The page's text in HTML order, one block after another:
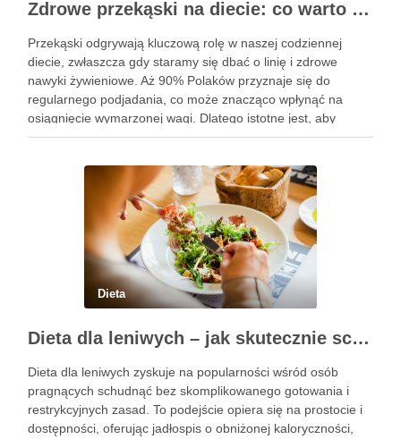
Zdrowe przekąski na diecie: co warto wiedzieć i wybrać?
Przekąski odgrywają kluczową rolę w naszej codziennej
diecie, zwłaszcza gdy staramy się dbać o linię i zdrowe
nawyki żywieniowe. Aż 90% Polaków przyznaje się do
regularnego podjadania, co może znacząco wpłynąć na
osiągnięcie wymarzonej wagi. Dlatego istotne jest, aby
wybierać przekąski, które są lekkostrawne, niskokaloryczne i
Dieta
Dieta dla leniwych – jak skutecznie schudnąć bez wysiłku?
Dieta dla leniwych zyskuje na popularności wśród osób
pragnących schudnąć bez skomplikowanego gotowania i
restrykcyjnych zasad. To podejście opiera się na prostocie i
dostępności, oferując jadłospis o obniżonej kaloryczności,